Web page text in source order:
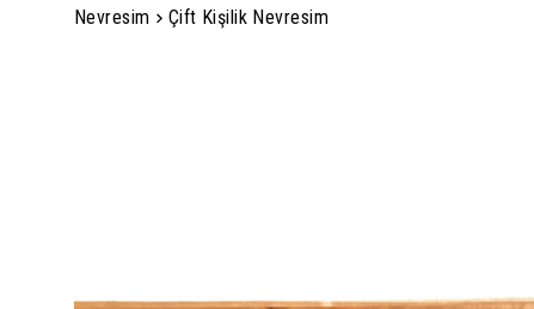
Nevresim Çift Kişilik Nevresim